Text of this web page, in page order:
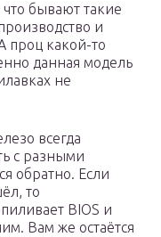
бывают такие
и
проц какой-то
данная модель
не
всегда
с разными
обратно. Если
то
BIOS и
Вам же остаётся